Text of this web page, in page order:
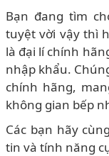
Bạn đang tìm
tuyệt vời vậy thì
là đại lí chính
nhập khẩu.
chính hãng,
không gian bếp
Các bạn hãy
tin và tính năng